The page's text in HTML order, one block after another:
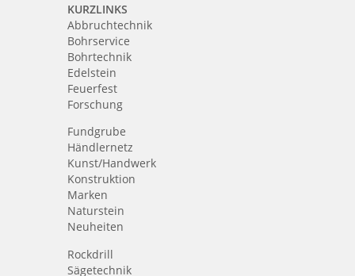
KURZLINKS
Abbruchtechnik
Bohrservice
Bohrtechnik
Edelstein
Feuerfest
Forschung
Fundgrube
Händlernetz
Kunst/Handwerk
Konstruktion
Marken
Naturstein
Neuheiten
Rockdrill
Sägetechnik